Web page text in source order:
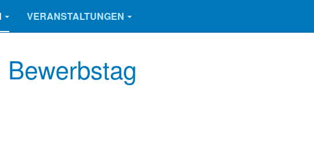
VERANSTALTUNGEN